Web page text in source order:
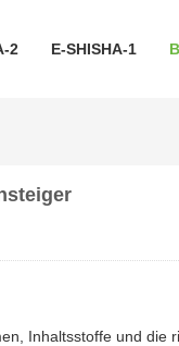
2 E-SHISHA-1
Inhaltsstoffe und die